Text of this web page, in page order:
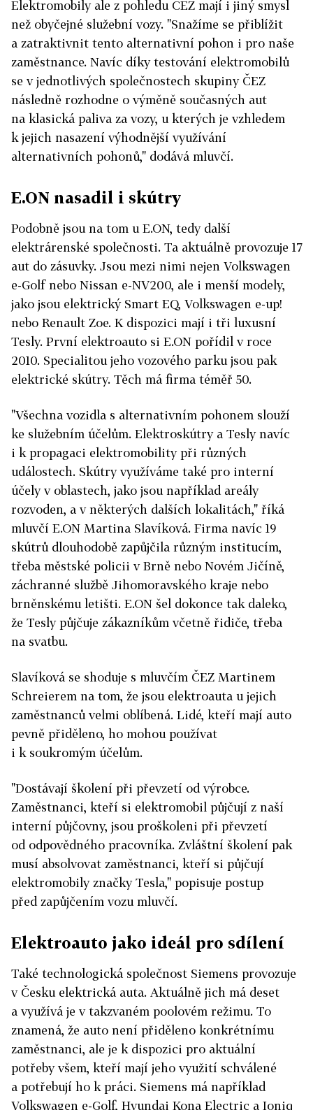
Elektromobily ale z pohledu ČEZ mají i jiný smysl
než obyčejné služební vozy. "Snažíme se přiblížit
a zatraktivnit tento alternativní pohon i pro naše
zaměstnance. Navíc díky testování elektromobilů
se v jednotlivých společnostech skupiny ČEZ
následně rozhodne o výměně současných aut
na klasická paliva za vozy, u kterých je vzhledem
k jejich nasazení výhodnější využívání
alternativních pohonů," dodává mluvčí.
E.ON nasadil i skútry
Podobně jsou na tom u E.ON, tedy další
elektrárenské společnosti. Ta aktuálně provozuje 17
aut do zásuvky. Jsou mezi nimi nejen Volkswagen
e-Golf nebo Nissan e-NV200, ale i menší modely,
jako jsou elektrický Smart EQ, Volkswagen e-up!
nebo Renault Zoe. K dispozici mají i tři luxusní
Tesly. První elektroauto si E.ON pořídil v roce
2010. Specialitou jeho vozového parku jsou pak
elektrické skútry. Těch má firma téměř 50.
"Všechna vozidla s alternativním pohonem slouží
ke služebním účelům. Elektroskútry a Tesly navíc
i k propagaci elektromobility při různých
událostech. Skútry využíváme také pro interní
účely v oblastech, jako jsou například areály
rozvoden, a v některých dalších lokalitách," říká
mluvčí E.ON Martina Slavíková. Firma navíc 19
skútrů dlouhodobě zapůjčila různým institucím,
třeba městské policii v Brně nebo Novém Jičíně,
záchranné službě Jihomoravského kraje nebo
brněnskému letišti. E.ON šel dokonce tak daleko,
že Tesly půjčuje zákazníkům včetně řidiče, třeba
na svatbu.
Slavíková se shoduje s mluvčím ČEZ Martinem
Schreierem na tom, že jsou elektroauta u jejich
zaměstnanců velmi oblíbená. Lidé, kteří mají auto
pevně přiděleno, ho mohou používat
i k soukromým účelům.
"Dostávají školení při převzetí od výrobce.
Zaměstnanci, kteří si elektromobil půjčují z naší
interní půjčovny, jsou proškoleni při převzetí
od odpovědného pracovníka. Zvláštní školení pak
musí absolvovat zaměstnanci, kteří si půjčují
elektromobily značky Tesla," popisuje postup
před zapůjčením vozu mluvčí.
Elektroauto jako ideál pro sdílení
Také technologická společnost Siemens provozuje
v Česku elektrická auta. Aktuálně jich má deset
a využívá je v takzvaném poolovém režimu. To
znamená, že auto není přiděleno konkrétnímu
zaměstnanci, ale je k dispozici pro aktuální
potřeby všem, kteří mají jeho využití schválené
a potřebují ho k práci. ­Siemens má například
Volkswagen e-Golf, Hyundai Kona Electric a Ioniq